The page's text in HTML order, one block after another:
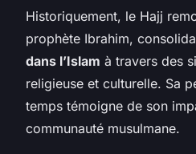
Historiquement, le Hajj
prophète Ibrahim,
dans l’Islam à travers des
religieuse et culturelle. Sa
temps témoigne de son
communauté musulmane.